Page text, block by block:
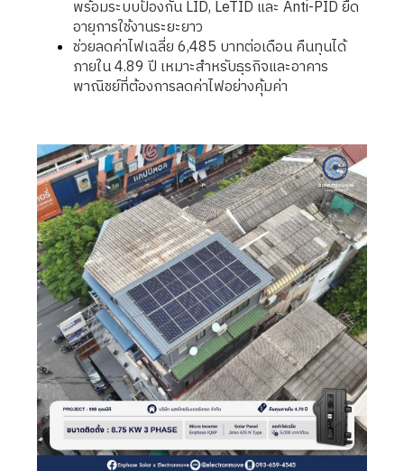
พร้อมระบบป้องกัน LID, LeTID และ Anti-PID ยืด
อายุการใช้งานระยะยาว
ช่วยลดค่าไฟเฉลี่ย 6,485 บาทต่อเดือน คืนทุนได้
ภายใน 4.89 ปี เหมาะสำหรับธุรกิจและอาคาร
พาณิชย์ที่ต้องการลดค่าไฟอย่างคุ้มค่า